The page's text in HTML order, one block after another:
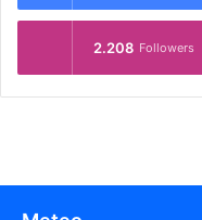
2.208 Followers